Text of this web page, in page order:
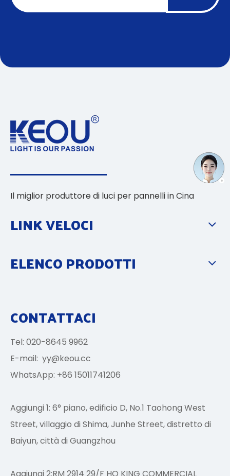
Il miglior produttore di luci per pannelli in Cina
LINK VELOCI
ELENCO PRODOTTI
CONTATTACI
Tel: 020-8645 9962
E-mail: yy@keou.cc
WhatsApp: +86 15011741206
Aggiungi 1: 6° piano, edificio D, No.1 Taohong West
Street, villaggio di Shima, Junhe Street, distretto di
Baiyun, città di Guangzhou
Aggiungi 2:RM 2914 29/F HO KING COMMERCIAL